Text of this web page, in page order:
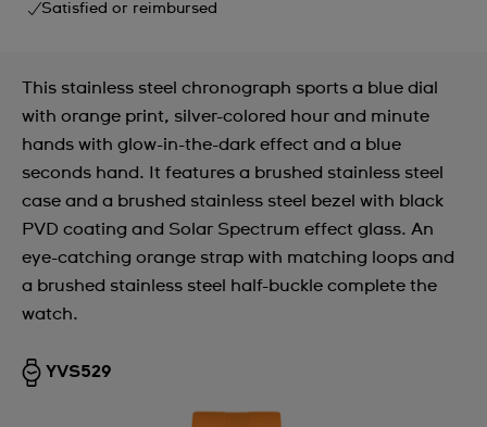
Satisfied or reimbursed
This stainless steel chronograph sports a blue dial
with orange print, silver-colored hour and minute
hands with glow-in-the-dark effect and a blue
seconds hand. It features a brushed stainless steel
case and a brushed stainless steel bezel with black
PVD coating and Solar Spectrum effect glass. An
eye-catching orange strap with matching loops and
a brushed stainless steel half-buckle complete the
watch.
YVS529